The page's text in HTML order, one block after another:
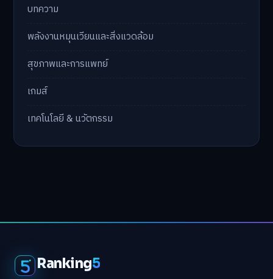
บทความ
พลังงานหมุนเวียนและสิ่งแวดล้อม
สุขภาพและการแพทย์
เกมส์
เทคโนโลยี & นวัตกรรม
Ranking5